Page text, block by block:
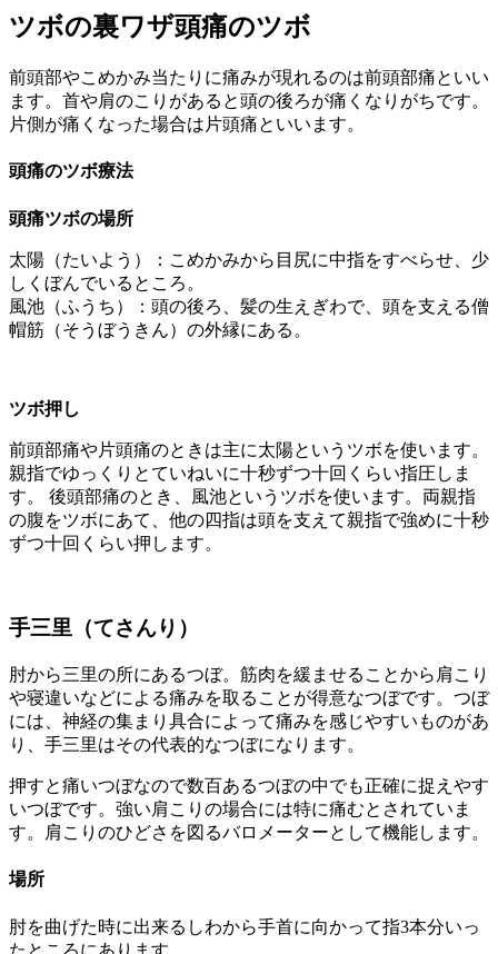
ツボの裏ワザ頭痛のツボ
前頭部やこめかみ当たりに痛みが現れるのは前頭部痛といい
ます。首や肩のこりがあると頭の後ろが痛くなりがちです。
片側が痛くなった場合は片頭痛といいます。
頭痛のツボ療法
頭痛ツボの場所
太陽（たいよう）：こめかみから目尻に中指をすべらせ、少
しくぼんでいるところ。
風池（ふうち）：頭の後ろ、髪の生えぎわで、頭を支える僧
帽筋（そうぼうきん）の外縁にある。
ツボ押し
前頭部痛や片頭痛のときは主に太陽というツボを使います。
親指でゆっくりとていねいに十秒ずつ十回くらい指圧しま
す。 後頭部痛のとき、風池というツボを使います。両親指
の腹をツボにあて、他の四指は頭を支えて親指で強めに十秒
ずつ十回くらい押します。
手三里（てさんり）
肘から三里の所にあるつぼ。筋肉を緩ませることから肩こり
や寝違いなどによる痛みを取ることが得意なつぼです。つぼ
には、神経の集まり具合によって痛みを感じやすいものがあ
り、手三里はその代表的なつぼになります。
押すと痛いつぼなので数百あるつぼの中でも正確に捉えやす
いつぼです。強い肩こりの場合には特に痛むとされていま
す。肩こりのひどさを図るバロメーターとして機能します。
場所
肘を曲げた時に出来るしわから手首に向かって指3本分いっ
たところにあります。